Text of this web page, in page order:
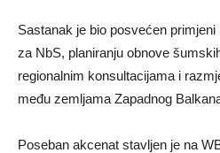
Sastanak je bio posvećen
za NbS, planiranju obnove
regionalnim konsultacijama i
među zemljama Zapadnog
Poseban akcenat stavljen je na